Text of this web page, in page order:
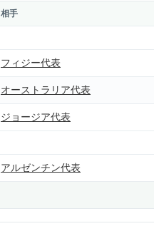
相手
フィジー代表
オーストラリア代表
ジョージア代表
アルゼンチン代表